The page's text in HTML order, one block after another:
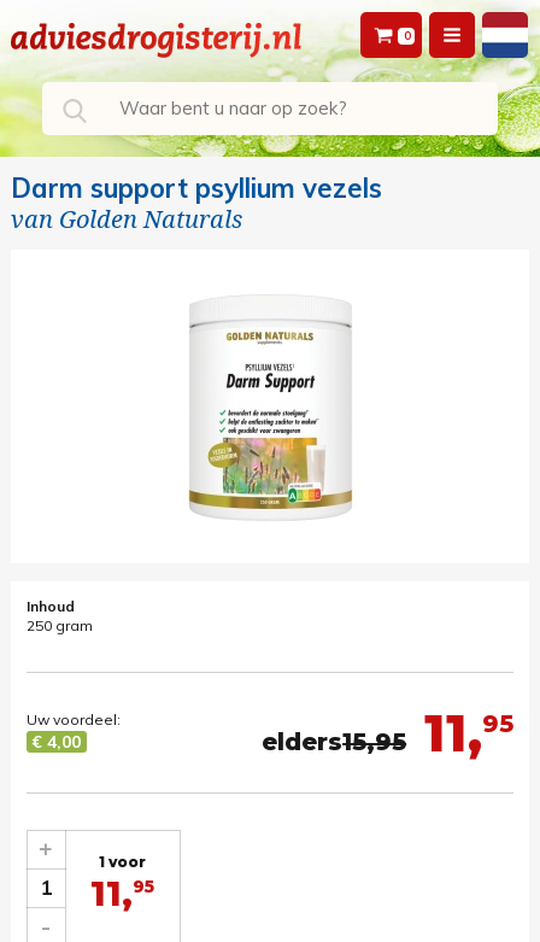
0
Darm support psyllium vezels
van Golden Naturals
Inhoud
250 gram
11,95
elders15,95
Uw voordeel:
€ 4,00
1
-
+ 1 voor
11,95